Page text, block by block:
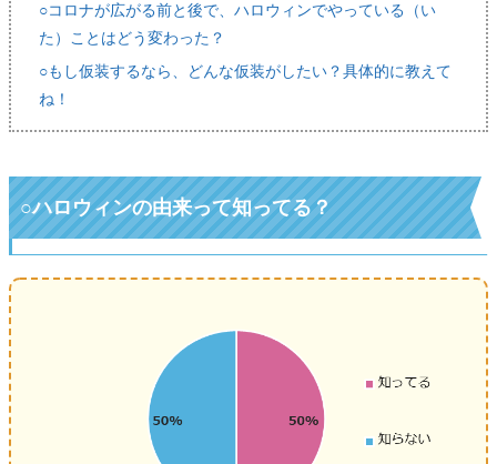
○コロナが広がる前と後で、ハロウィンでやっている（い
た）ことはどう変わった？
○もし仮装するなら、どんな仮装がしたい？具体的に教えて
ね！
○ハロウィンの由来って知ってる？